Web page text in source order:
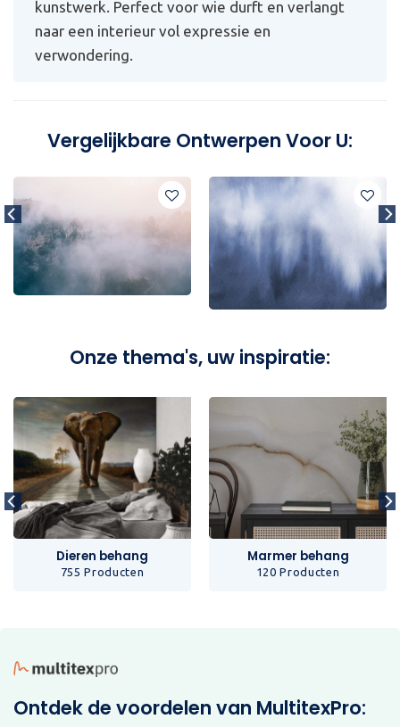
kunstwerk. Perfect voor wie durft en verlangt
naar een interieur vol expressie en
verwondering.
Vergelijkbare Ontwerpen Voor U:
Onze thema's, uw inspiratie:
Dieren behang
755 Producten
Marmer behang
120 Producten
Ontdek de voordelen van MultitexPro: